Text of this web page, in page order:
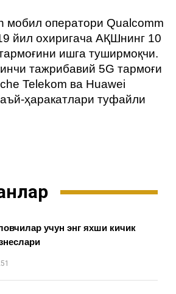
мобил оператори Qualcomm
йил охиригача АҚШнинг 10
ишга туширмоқчи.
тажрибавий 5G тармоғи
Telekom ва Huawei
ҳаракатлари туфайли
учун энг яхши кичик